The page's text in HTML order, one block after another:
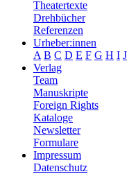
Theatertexte
Drehbücher
Referenzen
Urheber:innen
A B C D E F G H I J
Verlag
Team
Manuskripte
Foreign Rights
Kataloge
Newsletter
Formulare
Impressum
Datenschutz